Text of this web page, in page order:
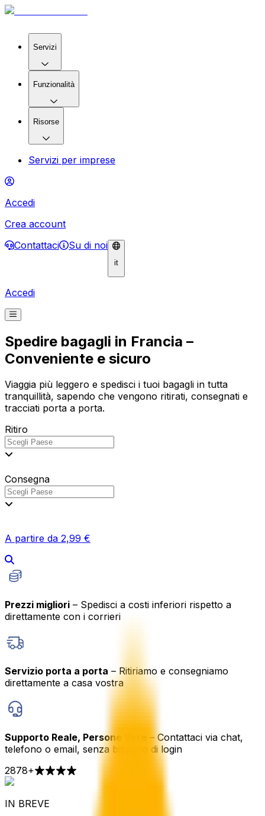
Servizi
Funzionalità
Risorse
Servizi per imprese
Accedi
Crea account
Contattaci
Su di noi
it
Accedi
Spedire bagagli in Francia –
Conveniente e sicuro
Viaggia più leggero e spedisci i tuoi bagagli in tutta
tranquillità, sapendo che vengono ritirati, consegnati e
tracciati porta a porta.
Ritiro
Consegna
A partire da 2,99 €
Prezzi migliori – Spedisci a costi inferiori rispetto a
direttamente con i corrieri
Servizio porta a porta – Ritiriamo e consegniamo
direttamente a casa vostra
Supporto Reale, Persone Vere
– Contattaci via chat,
telefono o email, senza bisogno di login
2878+
IN BREVE